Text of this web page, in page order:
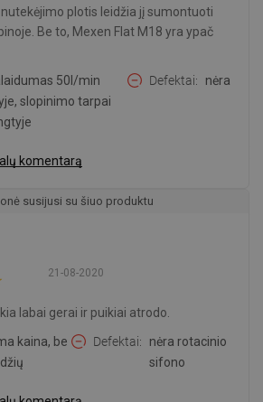
plotis leidžia jį sumontuoti
Be to, Mexen Flat M18 yra ypač
50l/min
slopinimo tarpai
Defektai nėra
komentarą
susijusi su šiuo produktu
21-08-2020
labai gerai ir puikiai atrodo.
kaina, be
Defektai
nėra rotacinio
sifono